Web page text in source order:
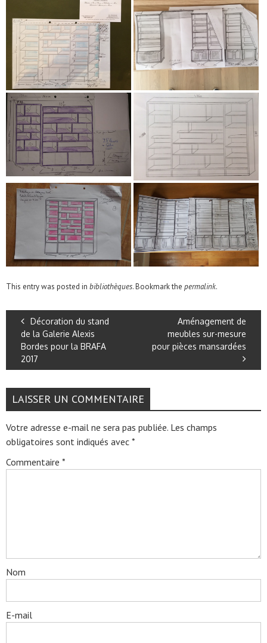
This entry was posted in bibliothèques. Bookmark the permalink.
Décoration du stand
de la Galerie Alexis
Bordes pour la BRAFA
2017
Aménagement de
meubles sur-mesure
pour pièces mansardées
LAISSER UN COMMENTAIRE
Votre adresse e-mail ne sera pas publiée. Les champs
obligatoires sont indiqués avec *
Commentaire *
Nom
E-mail